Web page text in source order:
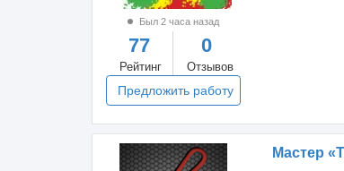
Был 2 часа назад
77
Рейтинг
0
Отзывов
Предложить работу
Мастер